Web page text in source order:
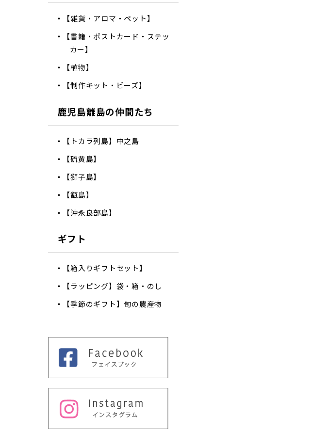
【雑貨・アロマ・ペット】
【書籍・ポストカード・ステッ
カー】
【植物】
【制作キット・ビーズ】
鹿児島離島の仲間たち
【トカラ列島】中之島
【硫黄島】
【獅子島】
【甑島】
【沖永良部島】
ギフト
【箱入りギフトセット】
【ラッピング】袋・箱・のし
【季節のギフト】旬の農産物